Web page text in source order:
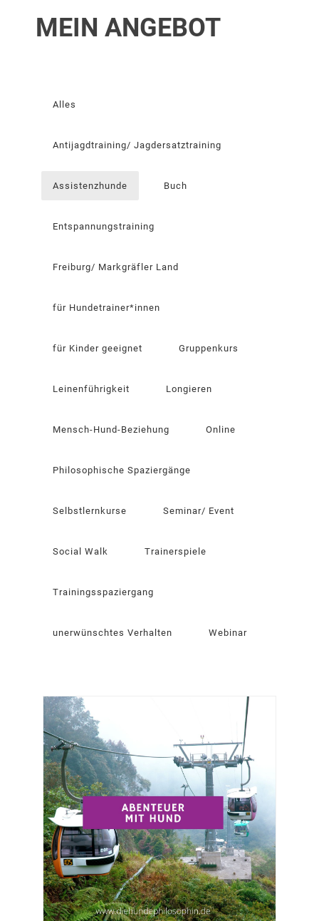
MEIN ANGEBOT
Alles
Antijagdtraining/ Jagdersatztraining
Assistenzhunde Buch
Entspannungstraining
Freiburg/ Markgräfler Land
für Hundetrainer*innen
für Kinder geeignet Gruppenkurs
Leinenführigkeit Longieren
Mensch-Hund-Beziehung Online
Philosophische Spaziergänge
Selbstlernkurse Seminar/ Event
Social Walk Trainerspiele
Trainingsspaziergang
unerwünschtes Verhalten Webinar